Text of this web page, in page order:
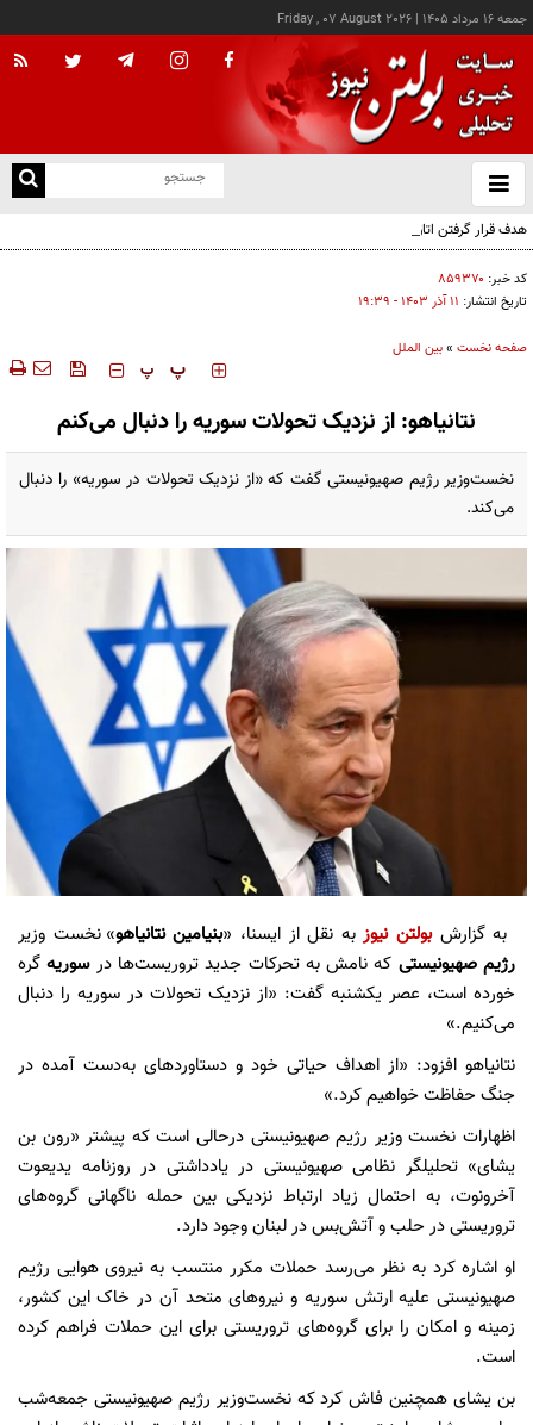
جمعه ۱۶ مرداد ۱۴۰۵ |
Friday , 07 August 2026
باز
و
هدف قرار گرفتن اتاق‌ فرماندهی مزدوران عربستان در یمن
کد خبر: ۸۵۹۳۷۰
تاریخ انتشار: ۱۱ آذر ۱۴۰۳ - ۱۹:۳۹
صفحه نخست »بین الملل
‍‍‍ پ پ
نتانیاهو: از نزدیک تحولات سوریه را دنبال می‌کنم
نخست‌وزیر رژیم صهیونیستی گفت که «از نزدیک تحولات در سوریه» را دنبال
می‌کند.
به گزارش بولتن نیوزبه نقل از ایسنا، «بنیامین نتانیاهو» نخست وزیر
رژیم صهیونیستی که نامش به تحرکات جدید تروریست‌ها درسوریه گره
خورده است، عصر یکشنبه گفت: «از نزدیک تحولات در سوریه را دنبال
می‌کنیم.»
نتانیاهو افزود: «از اهداف حیاتی خود و دستاوردهای به‌دست آمده در
جنگ حفاظت خواهیم کرد.»
اظهارات نخست وزیر رژیم صهیونیستی درحالی است که پیشتر «رون بن
یشای» تحلیلگر نظامی صهیونیستی در یادداشتی در روزنامه یدیعوت
آخرونوت، به احتمال زیاد ارتباط نزدیکی بین حمله ناگهانی گروه‌های
تروریستی در حلب و آتش‌بس در لبنان وجود دارد.
او اشاره کرد به نظر می‌رسد حملات مکرر منتسب به نیروی هوایی رژیم
صهیونیستی علیه ارتش سوریه و نیروهای متحد آن در خاک این کشور،
زمینه و امکان را برای گروه‌های تروریستی برای این حملات فراهم کرده
است.
بن یشای همچنین فاش کرد که نخست‌وزیر رژیم صهیونیستی جمعه‌شب